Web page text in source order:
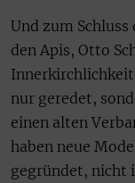
Und zum
den Apis, Otto
nur geredet,
einen alten
haben neue
gegründet, nicht